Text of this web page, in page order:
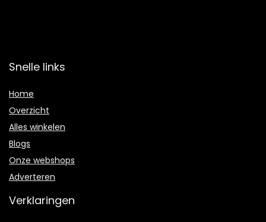
Snelle links
Home
Overzicht
Alles winkelen
Blogs
Onze webshops
Adverteren
Verklaringen